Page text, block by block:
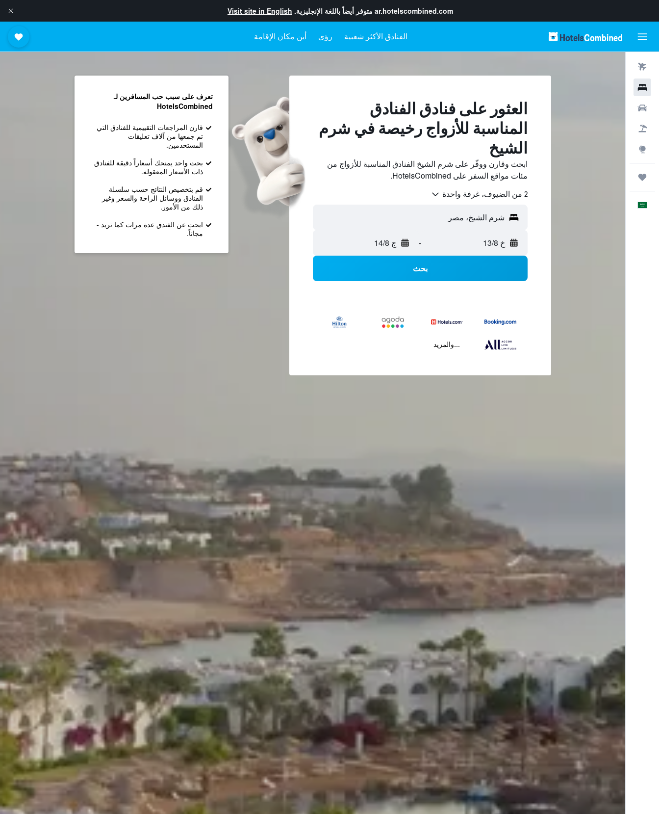
ar.hotelscombined.com متوفر أيضاً باللغة الإنجليزية. Visit site in English
رؤى أين مكان الإقامة
العثور على فنادق الفنادق
المناسبة للأزواج رخيصة في شرم
الشيخ
ابحث وقارن ووفّر على شرم الشيخ الفنادق المناسبة للأزواج من
مئات مواقع السفر على HotelsCombined.
2 من الضيوف، غرفة واحدة
خ 13/8 - ج 14/8
بحث
...والمزيد
تعرف على سبب حب المسافرين لـ
HotelsCombined
قارن المراجعات التقييمية للفنادق التي
تم جمعها من آلاف تعليقات
المستخدمين.
بحث واحد يمنحك أسعاراً دقيقة للفنادق
ذات الأسعار المعقولة.
قم بتخصيص النتائج حسب سلسلة
الفنادق ووسائل الراحة والسعر وغير
ذلك من الأمور.
ابحث عن الفندق عدة مرات كما تريد -
مجاناً.